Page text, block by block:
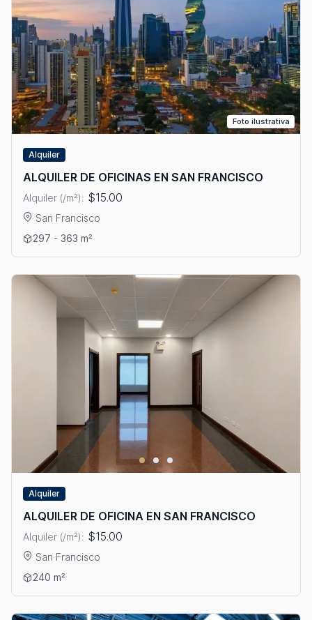
Foto ilustrativa
Alquiler
ALQUILER DE OFICINAS EN SAN FRANCISCO
Alquiler (/m²): $15.00
San Francisco
Ver detalles: ALQUILER DE OFICINAS EN SAN FRANCISCO
297 - 363 m²
Alquiler
ALQUILER DE OFICINA EN SAN FRANCISCO
Alquiler (/m²): $15.00
San Francisco
Ver detalles: ALQUILER DE OFICINA EN SAN FRANCISCO
240 m²